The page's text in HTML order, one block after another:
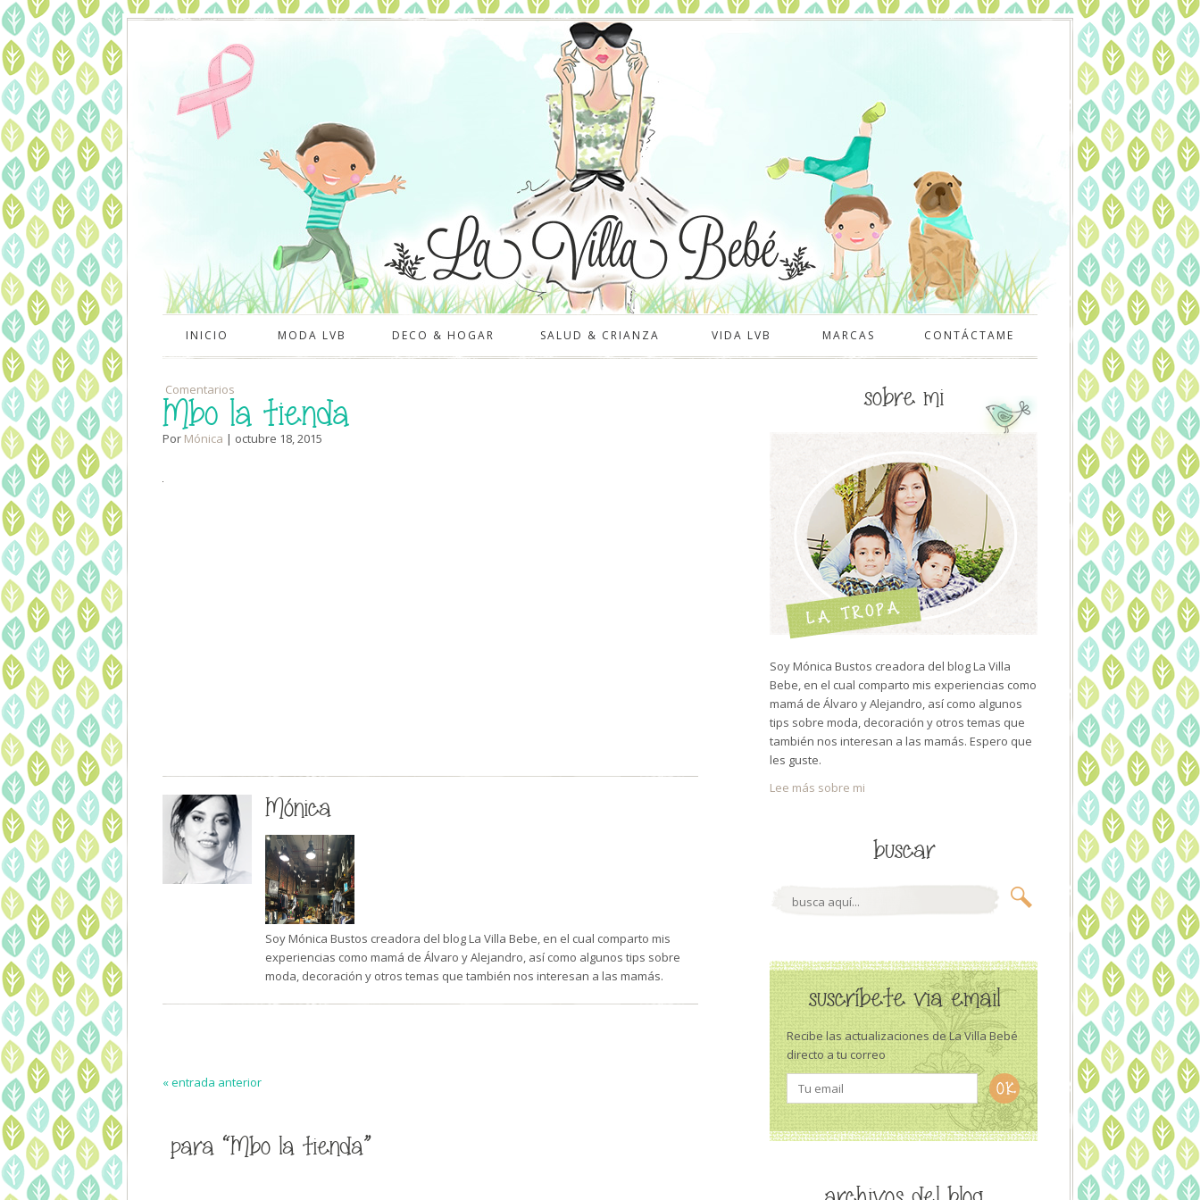
INICIO MODA LVB DECO & HOGAR SALUD & CRIANZA VIDA LVB MARCAS CONTÁCTAME
Comentarios
Mbo la tienda
Por Mónica | octubre 18, 2015
Mónica
Soy Mónica Bustos creadora del blog La Villa Bebe, en el cual comparto mis
experiencias como mamá de Álvaro y Alejandro, así como algunos tips sobre
moda, decoración y otros temas que también nos interesan a las mamás.
« entrada anterior
para “Mbo la tienda”
sobre mi
Soy Mónica Bustos creadora del blog La Villa
Bebe, en el cual comparto mis experiencias como
mamá de Álvaro y Alejandro, así como algunos
tips sobre moda, decoración y otros temas que
también nos interesan a las mamás. Espero que
les guste.
Lee más sobre mi
buscar
suscríbete via email
Recibe las actualizaciones de La Villa Bebé
directo a tu correo